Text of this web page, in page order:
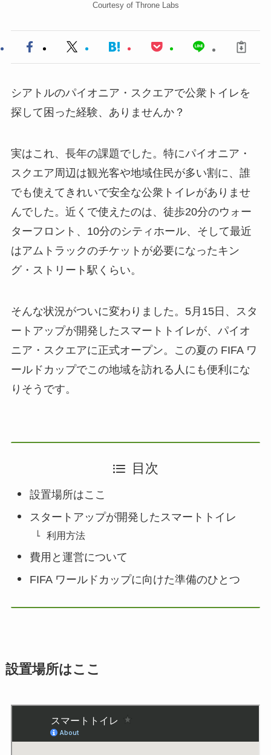
Courtesy of Throne Labs
シアトルのパイオニア・スクエアで公衆トイレを
探して困った経験、ありませんか？
実はこれ、長年の課題でした。特にパイオニア・
スクエア周辺は観光客や地域住民が多い割に、誰
でも使えてきれいで安全な公衆トイレがありませ
んでした。近くで使えたのは、徒歩20分のウォー
ターフロント、10分のシティホール、そして最近
はアムトラックのチケットが必要になったキン
グ・ストリート駅くらい。
そんな状況がついに変わりました。5月15日、スタ
ートアップが開発したスマートトイレが、パイオ
ニア・スクエアに正式オープン。この夏の FIFA ワ
ールドカップでこの地域を訪れる人にも便利にな
りそうです。
目次
設置場所はここ
スタートアップが開発したスマートトイレ
利用方法
費用と運営について
FIFA ワールドカップに向けた準備のひとつ
設置場所はここ